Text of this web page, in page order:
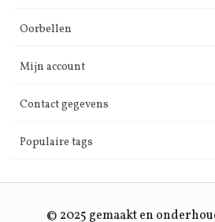
Oorbellen
Mijn account
Contact gegevens
Populaire tags
© 2025 gemaakt en